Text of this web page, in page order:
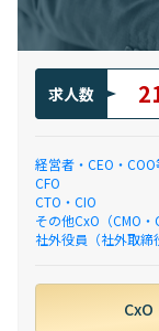
求人数
経営者・CEO・
CFO
CTO・CIO
その他CxO（CMO・
社外役員（社外取締